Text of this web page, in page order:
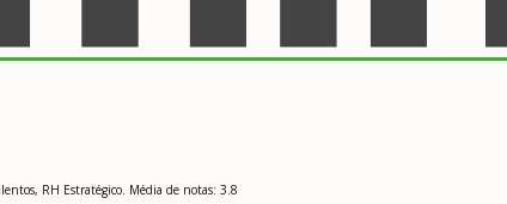
RH Estratégico. Média de notas: 3.8